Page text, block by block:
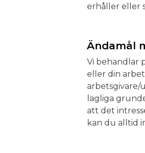
erhåller eller
Ändamål
Vi behandlar
eller din
arbetsgivare/
lagliga
att det
kan du alltid